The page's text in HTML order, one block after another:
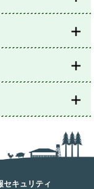
セキュリティ